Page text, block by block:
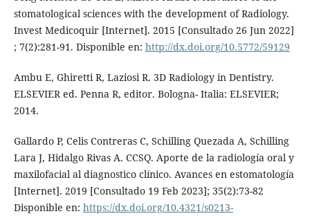
stomatological sciences with the development of Radiology.
Invest Medicoquir [Internet]. 2015 [Consultado 26 Jun 2022]
; 7(2):281-91. Disponible en: http://dx.doi.org/10.5772/59129
Ambu E, Ghiretti R, Laziosi R. 3D Radiology in Dentistry.
ELSEVIER ed. Penna R, editor. Bologna- Italia: ELSEVIER;
2014.
Gallardo P, Celis Contreras C, Schilling Quezada A, Schilling
Lara J, Hidalgo Rivas A. CCSQ. Aporte de la radiología oral y
maxilofacial al diagnostico clínico. Avances en estomatología
[Internet]. 2019 [Consultado 19 Feb 2023]; 35(2):73-82
Disponible en: https://dx.doi.org/10.4321/s0213-